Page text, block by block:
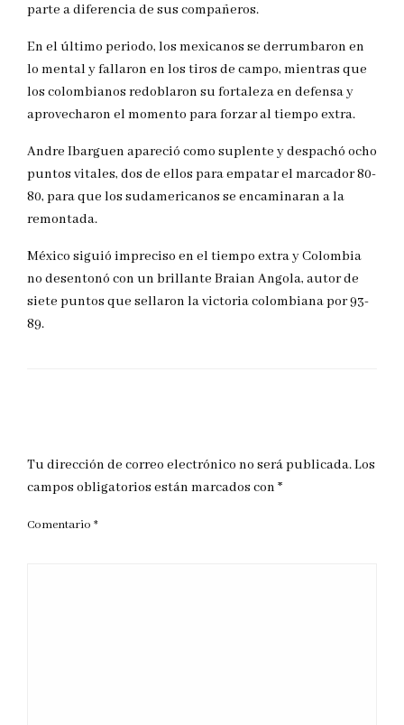
parte a diferencia de sus compañeros.
En el último periodo, los mexicanos se derrumbaron en
lo mental y fallaron en los tiros de campo, mientras que
los colombianos redoblaron su fortaleza en defensa y
aprovecharon el momento para forzar al tiempo extra.
Andre Ibarguen apareció como suplente y despachó ocho
puntos vitales, dos de ellos para empatar el marcador 80-
80, para que los sudamericanos se encaminaran a la
remontada.
México siguió impreciso en el tiempo extra y Colombia
no desentonó con un brillante Braian Angola, autor de
siete puntos que sellaron la victoria colombiana por 93-
89.
Tu dirección de correo electrónico no será publicada.Los
campos obligatorios están marcados con *
Comentario *